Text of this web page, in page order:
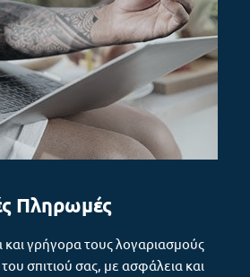
Πληρωμές
γρήγορα τους λογαριασμούς
σπιτιού σας, με ασφάλεια και